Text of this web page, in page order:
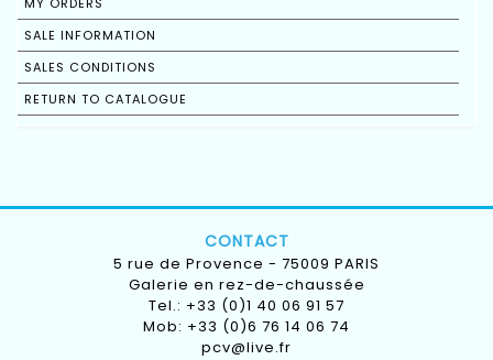
SALE INFORMATION
SALES CONDITIONS
RETURN TO CATALOGUE
CONTACT
5 rue de Provence - 75009 PARIS
Galerie en rez-de-chaussée
Tel.: +33 (0)1 40 06 91 57
Mob: +33 (0)6 76 14 06 74
pcv@live.fr